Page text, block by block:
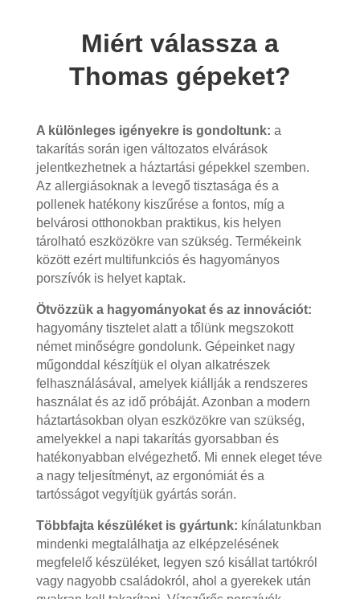
Miért válassza a
Thomas gépeket?
A különleges igényekre is gondoltunk: a
takarítás során igen változatos elvárások
jelentkezhetnek a háztartási gépekkel szemben.
Az allergiásoknak a levegő tisztasága és a
pollenek hatékony kiszűrése a fontos, míg a
belvárosi otthonokban praktikus, kis helyen
tárolható eszközökre van szükség. Termékeink
között ezért multifunkciós és hagyományos
porszívók is helyet kaptak.
Ötvözzük a hagyományokat és az innovációt:
hagyomány tisztelet alatt a tőlünk megszokott
német minőségre gondolunk. Gépeinket nagy
műgonddal készítjük el olyan alkatrészek
felhasználásával, amelyek kiállják a rendszeres
használat és az idő próbáját. Azonban a modern
háztartásokban olyan eszközökre van szükség,
amelyekkel a napi takarítás gyorsabban és
hatékonyabban elvégezhető. Mi ennek eleget téve
a nagy teljesítményt, az ergonómiát és a
tartósságot vegyítjük gyártás során.
Többfajta készüléket is gyártunk: kínálatunkban
mindenki megtalálhatja az elképzelésének
megfelelő készüléket, legyen szó kisállat tartókról
vagy nagyobb családokról, ahol a gyerekek után